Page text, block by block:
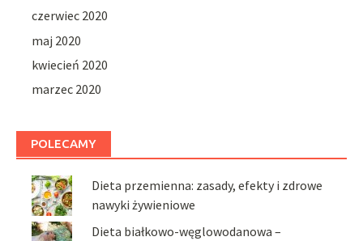
czerwiec 2020
maj 2020
kwiecień 2020
marzec 2020
POLECAMY
Dieta przemienna: zasady, efekty i zdrowe
nawyki żywieniowe
Dieta białkowo-węglowodanowa –